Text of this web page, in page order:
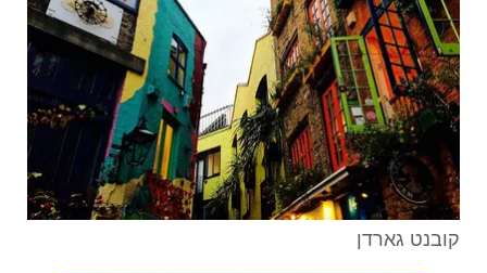
קובנט גארדן